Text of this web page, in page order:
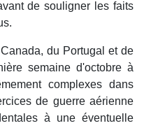
de souligner les faits
du Portugal et de
semaine d'octobre à
complexes dans
de guerre aérienne
à une éventuelle